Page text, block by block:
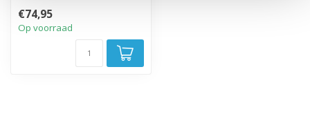
één draaid...
€74,95
Op voorraad